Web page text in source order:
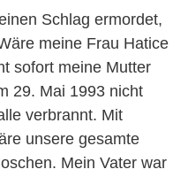
Schlag ermordet,
meine Frau Hatice
sofort meine Mutter
29. Mai 1993 nicht
verbrannt. Mit
unsere gesamte
Mein Vater war